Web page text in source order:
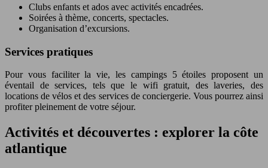
Clubs enfants et ados avec activités encadrées.
Soirées à thème, concerts, spectacles.
Organisation d’excursions.
Services pratiques
Pour vous faciliter la vie, les campings 5 étoiles proposent un
éventail de services, tels que le wifi gratuit, des laveries, des
locations de vélos et des services de conciergerie. Vous pourrez ainsi
profiter pleinement de votre séjour.
Activités et découvertes : explorer la côte
atlantique